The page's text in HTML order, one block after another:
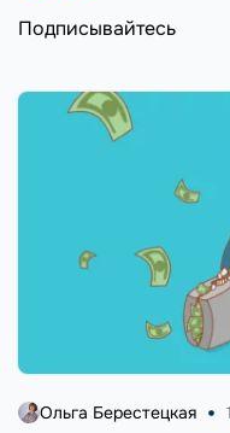
Подписывайтесь
Ольга Берестецкая